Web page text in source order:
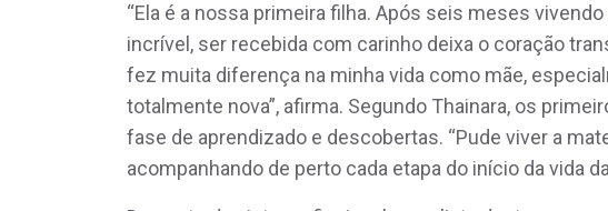
“Ela é a nossa primeira filha. Após seis meses
incrível, ser recebida com carinho deixa o coração
fez muita diferença na minha vida como mãe,
totalmente nova”, afirma. Segundo Thainara, os
fase de aprendizado e descobertas. “Pude viver a
acompanhando de perto cada etapa do início da vida